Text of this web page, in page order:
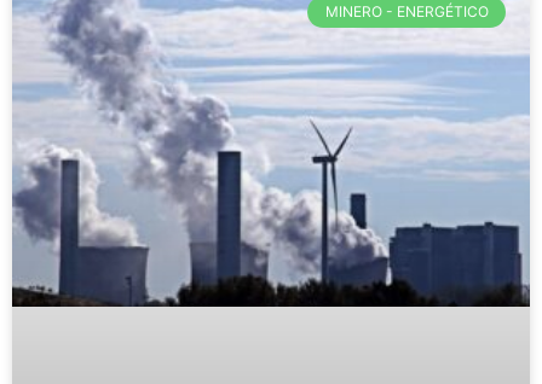
MINERO - ENERGÉTICO